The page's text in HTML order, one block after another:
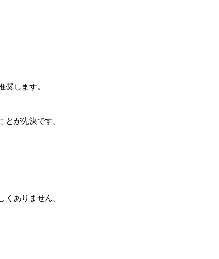
奨します。
が先決です。
ありません。